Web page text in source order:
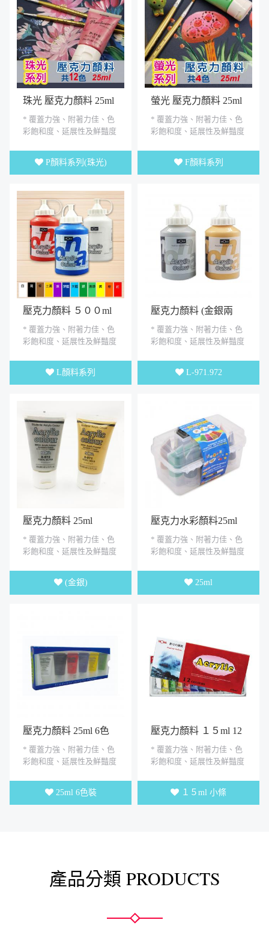
珠光 壓克力顏料 25ml
* 覆蓋力強、附著力佳、色
彩飽和度、延展性及鮮豔度
P顏料系列(珠光)
螢光 壓克力顏料 25ml
* 覆蓋力強、附著力佳、色
彩飽和度、延展性及鮮豔度
F顏料系列
壓克力顏料 ５００ml
* 覆蓋力強、附著力佳、色
彩飽和度、延展性及鮮豔度
L顏料系列
壓克力顏料 (金銀兩
色)500ml
* 覆蓋力強、附著力佳、色
彩飽和度、延展性及鮮豔度
L-971.972
壓克力顏料 25ml
* 覆蓋力強、附著力佳、色
彩飽和度、延展性及鮮豔度
(金銀)
壓克力水彩顏料25ml
* 覆蓋力強、附著力佳、色
彩飽和度、延展性及鮮豔度
25ml
壓克力顏料 25ml 6色
裝【新款】
* 覆蓋力強、附著力佳、色
彩飽和度、延展性及鮮豔度
25ml 6色裝
壓克力顏料 １５ml 12
色入
* 覆蓋力強、附著力佳、色
彩飽和度、延展性及鮮豔度
１５ml 小條
產品分類 PRODUCTS